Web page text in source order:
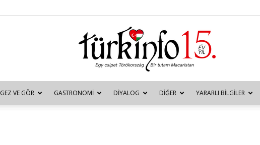
Türkinfo
GEZ VE GÖR GASTRONOMI DIYALOG DIĞER YARARLI BILGILER